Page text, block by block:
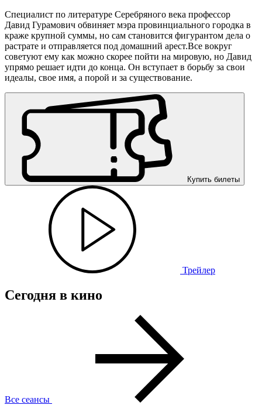
Специалист по литературе Серебряного века профессор
Давид Гурамович обвиняет мэра провинциального городка в
краже крупной суммы, но сам становится фигурантом дела о
растрате и отправляется под домашний арест.Все вокруг
советуют ему как можно скорее пойти на мировую, но Давид
упрямо решает идти до конца. Он вступает в борьбу за свои
идеалы, свое имя, а порой и за существование.
Купить билеты
Трейлер
Сегодня в кино
Все сеансы